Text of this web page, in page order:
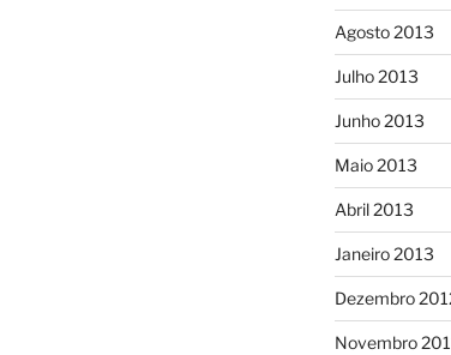
Agosto 2013
Julho 2013
Junho 2013
Maio 2013
Abril 2013
Janeiro 2013
Dezembro
Novembro